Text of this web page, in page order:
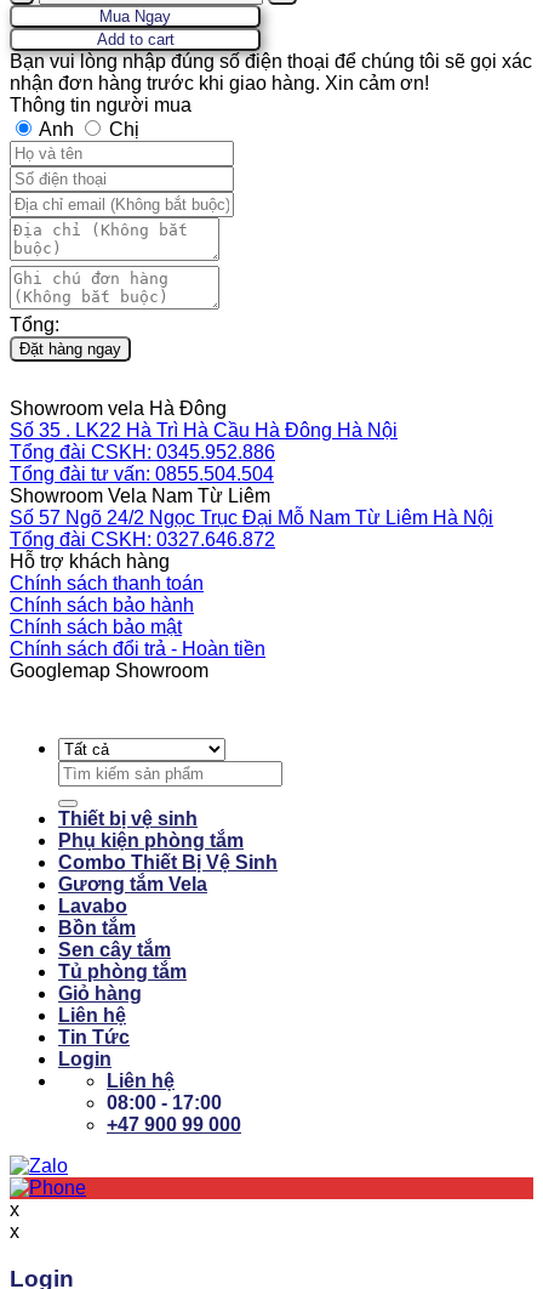
Mua Ngay
Add to cart
Bạn vui lòng nhập đúng số điện thoại để chúng tôi sẽ gọi xác
nhận đơn hàng trước khi giao hàng. Xin cảm ơn!
Thông tin người mua
Anh
Chị
Tổng:
Đặt hàng ngay
Showroom vela Hà Đông
Số 35 . LK22 Hà Trì Hà Cầu Hà Đông Hà Nội
Tổng đài CSKH: 0345.952.886
Tổng đài tư vấn: 0855.504.504
Showroom Vela Nam Từ Liêm
Số 57 Ngõ 24/2 Ngọc Trục Đại Mỗ Nam Từ Liêm Hà Nội
Tổng đài CSKH: 0327.646.872
Hỗ trợ khách hàng
Chính sách thanh toán
Chính sách bảo hành
Chính sách bảo mật
Chính sách đổi trả - Hoàn tiền
Googlemap Showroom
Search
for:
Thiết bị vệ sinh
Phụ kiện phòng tắm
Combo Thiết Bị Vệ Sinh
Gương tắm Vela
Lavabo
Bồn tắm
Sen cây tắm
Tủ phòng tắm
Giỏ hàng
Liên hệ
Tin Tức
Login
Liên hệ
08:00 - 17:00
+47 900 99 000
x
x
Login